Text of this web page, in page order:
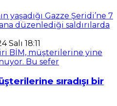
yaşadığı Gazze Şeridi’ne 7
düzenlediği saldırılarda
18:11
sıradışı bir